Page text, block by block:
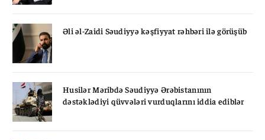
Əli əl-Zaidi Səudiyyə kəşfiyyat rəhbəri ilə görüşüb
Husilər Məribdə Səudiyyə Ərəbistanının
dəstəklədiyi qüvvələri vurduqlarını iddia ediblər